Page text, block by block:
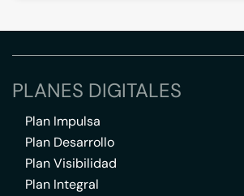
PLANES DIGITALES
Plan Impulsa
Plan Desarrollo
Plan Visibilidad
Plan Integral